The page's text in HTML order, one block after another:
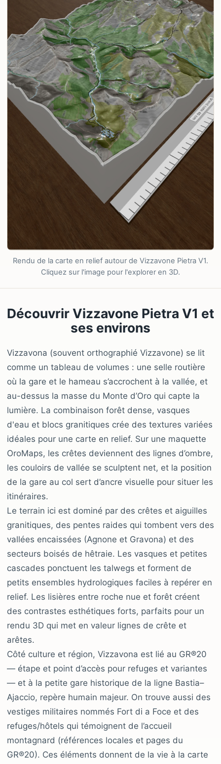
Rendu de la carte en relief autour de Vizzavone Pietra V1.
Cliquez sur l'image pour l'explorer en 3D.
Découvrir Vizzavone Pietra V1 et
ses environs
Vizzavona (souvent orthographié Vizzavone) se lit
comme un tableau de volumes : une selle routière
où la gare et le hameau s’accrochent à la vallée, et
au-dessus la masse du Monte d’Oro qui capte la
lumière. La combinaison forêt dense, vasques
d'eau et blocs granitiques crée des textures variées
idéales pour une carte en relief. Sur une maquette
OroMaps, les crêtes deviennent des lignes d’ombre,
les couloirs de vallée se sculptent net, et la position
de la gare au col sert d’ancre visuelle pour situer les
itinéraires.
Le terrain ici est dominé par des crêtes et aiguilles
granitiques, des pentes raides qui tombent vers des
vallées encaissées (Agnone et Gravona) et des
secteurs boisés de hêtraie. Les vasques et petites
cascades ponctuent les talwegs et forment de
petits ensembles hydrologiques faciles à repérer en
relief. Les lisières entre roche nue et forêt créent
des contrastes esthétiques forts, parfaits pour un
rendu 3D qui met en valeur lignes de crête et
arêtes.
Côté culture et région, Vizzavona est lié au GR®20
— étape et point d’accès pour refuges et variantes
— et à la petite gare historique de la ligne Bastia–
Ajaccio, repère humain majeur. On trouve aussi des
vestiges militaires nommés Fort di a Foce et des
refuges/hôtels qui témoignent de l’accueil
montagnard (références locales et pages du
GR®20). Ces éléments donnent de la vie à la carte